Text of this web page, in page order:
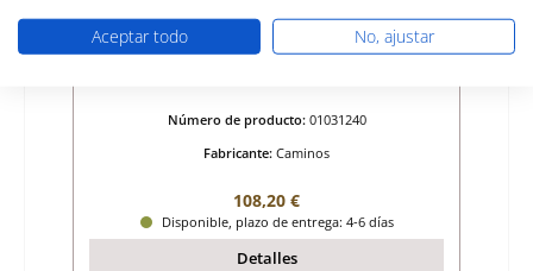
Caminos Hera vidrio de visualización
Número de producto: 01031240
Fabricante: Caminos
Precio normal:
108,20 €
Disponible, plazo de entrega: 4-6 días
Detalles
Aceptar todo No, ajustar